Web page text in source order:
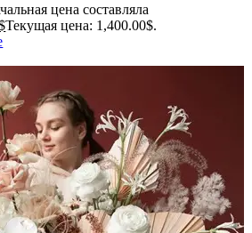
цена составляла
Текущая цена: 1,400.00$.